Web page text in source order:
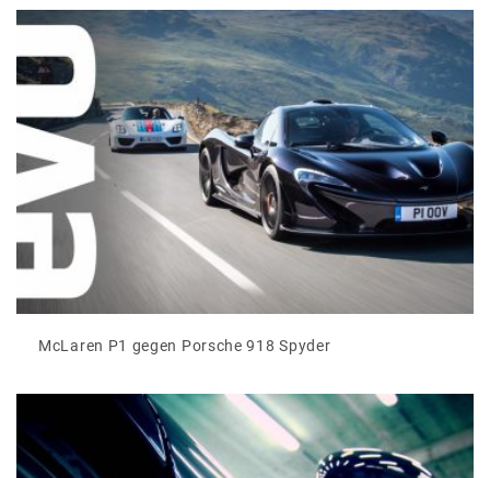
McLaren P1 gegen Porsche 918 Spyder